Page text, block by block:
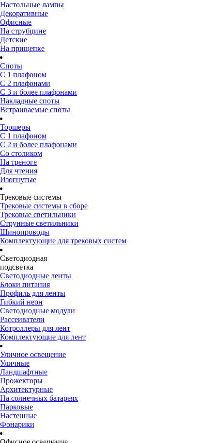
Настольные лампы
Декоративные
Офисные
На струбцине
Детские
На прищепке
Споты
С 1 плафоном
С 2 плафонами
С 3 и более плафонами
Накладные споты
Встраиваемые споты
Торшеры
С 1 плафоном
С 2 и более плафонами
Со столиком
На треноге
Для чтения
Изогнутые
Трековые системы
Трековые системы в сборе
Трековые светильники
Струнные светильники
Шинопроводы
Комплектующие для трековых систем
Светодиодная
подсветка
Светодиодные ленты
Блоки питания
Профиль для ленты
Гибкий неон
Светодиодные модули
Рассеиватели
Котроллеры для лент
Комплектующие для лент
Уличное освещение
Уличные
Ландшафтные
Прожекторы
Архитектурные
На солнечных батареях
Парковые
Настенные
Фонарики